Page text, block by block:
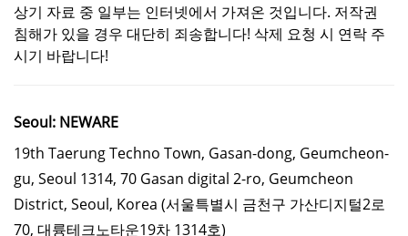
상기 자료 중 일부는 인터넷에서 가져온 것입니다. 저작권
침해가 있을 경우 대단히 죄송합니다! 삭제 요청 시 연락 주
시기 바랍니다!
Seoul: NEWARE
19th Taerung Techno Town, Gasan-dong, Geumcheon-
gu, Seoul 1314, 70 Gasan digital 2-ro, Geumcheon
District, Seoul, Korea (서울특별시 금천구 가산디지털2로
70, 대륭테크노타운19차 1314호)